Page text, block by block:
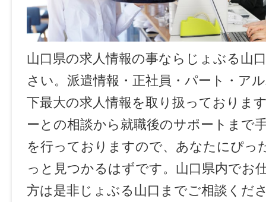
山口県の求人情報の事ならじょぶる山
さい。派遣情報・正社員・パート・ア
下最大の求人情報を取り扱っておりま
ーとの相談から就職後のサポートまで
を行っておりますので、あなたにぴっ
っと見つかるはずです。山口県内でお
方は是非じょぶる山口までご相談くだ